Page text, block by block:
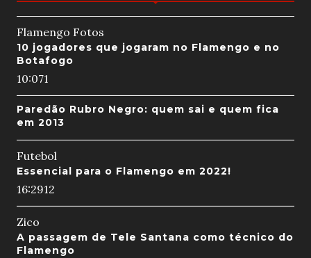
Flamengo Fotos
10 jogadores que jogaram no Flamengo e no
Botafogo
10:071
Paredão Rubro Negro: quem sai e quem fica
em 2013
Futebol
Essencial para o Flamengo em 2022!
16:2912
Zico
A passagem de Tele Santana como técnico do
Flamengo